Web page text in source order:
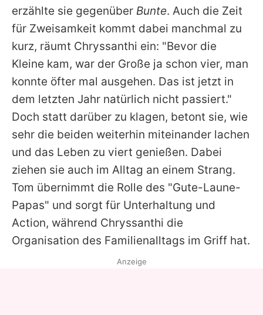
erzählte sie gegenüber Bunte. Auch die Zeit
für Zweisamkeit kommt dabei manchmal zu
kurz, räumt Chryssanthi ein: "Bevor die
Kleine kam, war der Große ja schon vier, man
konnte öfter mal ausgehen. Das ist jetzt in
dem letzten Jahr natürlich nicht passiert."
Doch statt darüber zu klagen, betont sie, wie
sehr die beiden weiterhin miteinander lachen
und das Leben zu viert genießen. Dabei
ziehen sie auch im Alltag an einem Strang.
Tom übernimmt die Rolle des "Gute-Laune-
Papas" und sorgt für Unterhaltung und
Action, während Chryssanthi die
Organisation des Familienalltags im Griff hat.
Anzeige